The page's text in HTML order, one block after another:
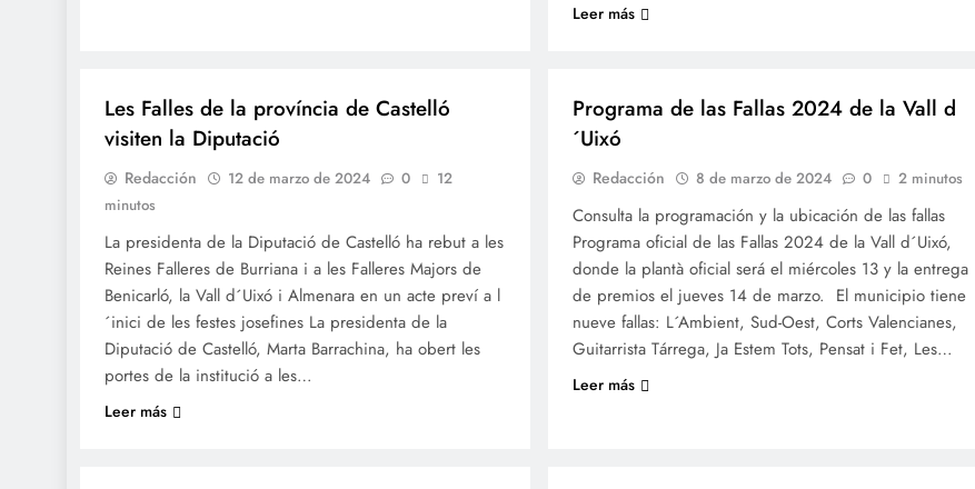
Leer más
Les Falles de la província de Castelló
visiten la Diputació
Redacción 12 de marzo de 2024 0
12
minutos
La presidenta de la Diputació de Castelló ha rebut a les
Reines Falleres de Burriana i a les Falleres Majors de
Benicarló, la Vall d´Uixó i Almenara en un acte preví a l
´inici de les festes josefines La presidenta de la
Diputació de Castelló, Marta Barrachina, ha obert les
portes de la institució a les…
Leer más
Programa de las Fallas 2024 de la Vall d
´Uixó
Redacción 8 de marzo de 2024 0 2 minutos
Consulta la programación y la ubicación de las fallas
Programa oficial de las Fallas 2024 de la Vall d´Uixó,
donde la plantà oficial será el miércoles 13 y la entrega
de premios el jueves 14 de marzo. El municipio tiene
nueve fallas: L´Ambient, Sud-Oest, Corts Valencianes,
Guitarrista Tárrega, Ja Estem Tots, Pensat i Fet, Les…
Leer más